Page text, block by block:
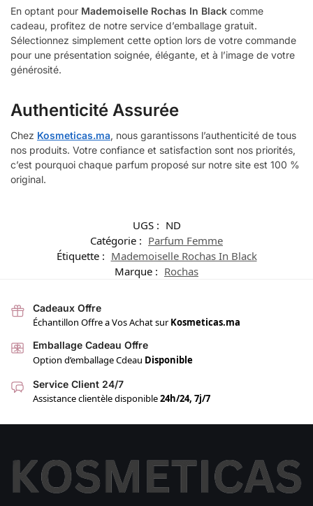
En optant pour Mademoiselle Rochas In Black comme
cadeau, profitez de notre service d’emballage gratuit.
Sélectionnez simplement cette option lors de votre commande
pour une présentation soignée, élégante, et à l’image de votre
générosité.
Authenticité Assurée
Chez Kosmeticas.ma, nous garantissons l’authenticité de tous
nos produits. Votre confiance et satisfaction sont nos priorités,
c’est pourquoi chaque parfum proposé sur notre site est 100 %
original.
UGS : ND
Catégorie : Parfum Femme
Étiquette : Mademoiselle Rochas In Black
Marque : Rochas
Cadeaux Offre
Échantillon Offre a Vos Achat surKosmeticas.ma
Emballage Cadeau Offre
Option d’emballage Cdeau Disponible
Service Client 24/7
Assistance clientèle disponible24h/24, 7j/7